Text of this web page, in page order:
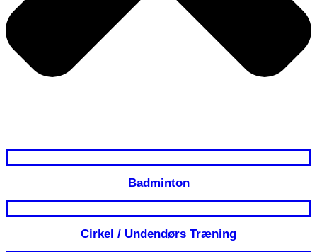
Badminton
Cirkel / Undendørs Træning